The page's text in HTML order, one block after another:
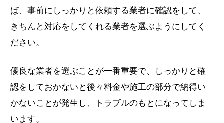
ば、事前にしっかりと依頼する業者に確認をして、
きちんと対応をしてくれる業者を選ぶようにしてく
ださい。
優良な業者を選ぶことが一番重要で、しっかりと確
認をしておかないと後々料金や施工の部分で納得い
かないことが発生し、トラブルのもとになってしま
います。